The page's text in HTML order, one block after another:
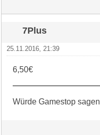
7Plus
25.11.2016, 21:39
6,50€
Würde Gamestop sagen